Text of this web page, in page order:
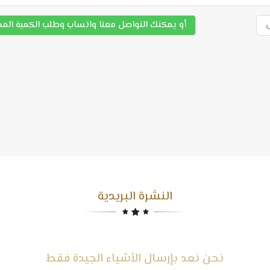
أو يمكنك التواصل معنا واتساب وطلب الكمية
النشرة البريدية
نحن نعد بإرسال الأشياء الجيدة فقط